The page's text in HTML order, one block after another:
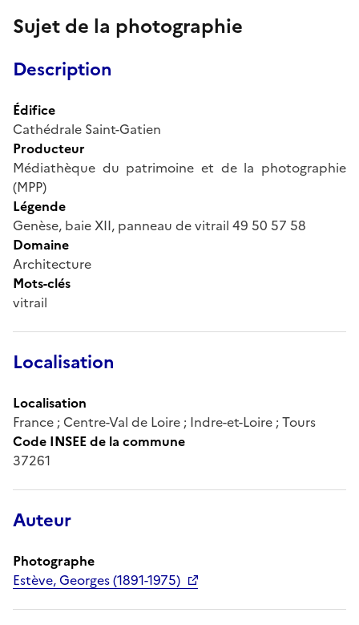
Sujet de la photographie
Description
Édifice
Cathédrale Saint-Gatien
Producteur
Médiathèque du patrimoine et de la photographie
(MPP)
Légende
Genèse, baie XII, panneau de vitrail 49 50 57 58
Domaine
Architecture
Mots-clés
vitrail
Localisation
Localisation
France ; Centre-Val de Loire ; Indre-et-Loire ; Tours
Code INSEE de la commune
37261
Auteur
Photographe
Estève, Georges (1891-1975)